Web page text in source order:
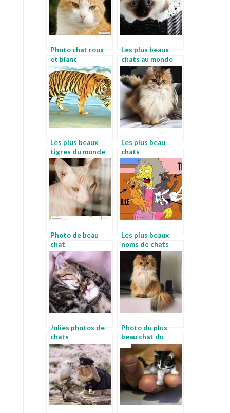
Photo chat roux
et blanc
Les plus beaux
chats au monde
Les plus beaux
tigres du monde
Les plus beau
chats
Photo de beau
chat
Les plus beaux
noms de chats
Jolies photos de
chats
Photo du plus
beau chat du
monde